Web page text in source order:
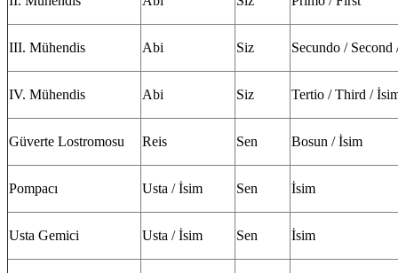
III. Mühendis Abi Siz Secundo / Second
IV. Mühendis Abi Siz Tertio / Third /
Güverte Lostromosu Reis Sen Bosun / İsim
Pompacı Usta / İsim Sen İsim
Usta Gemici Usta / İsim Sen İsim